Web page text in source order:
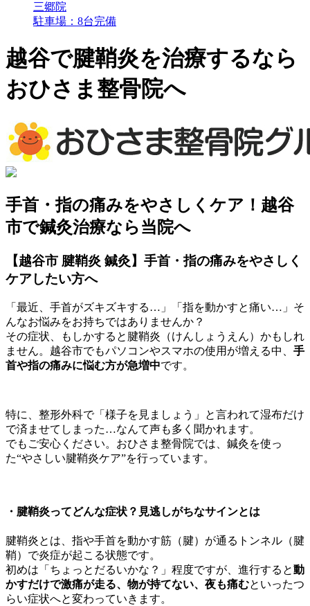
三郷院
駐車場：8台完備
越谷で腱鞘炎を治療するなら
おひさま整骨院へ
手首・指の痛みをやさしくケア！越谷
市で鍼灸治療なら当院へ
【越谷市 腱鞘炎 鍼灸】手首・指の痛みをやさしく
ケアしたい方へ
「最近、手首がズキズキする…」「指を動かすと痛い…」そ
んなお悩みをお持ちではありませんか？
その症状、もしかすると腱鞘炎（けんしょうえん）かもしれ
ません。越谷市でもパソコンやスマホの使用が増える中、 手
首や指の痛みに悩む方が急増中です。
特に、整形外科で「様子を見ましょう」と言われて湿布だけ
で済ませてしまった…なんて声も多く聞かれます。
でもご安心ください。おひさま整骨院では、鍼灸を使っ
た“やさしい腱鞘炎ケア”を行っています。
・ 腱鞘炎ってどんな症状？見逃しがちなサインとは
腱鞘炎とは、指や手首を動かす筋（腱）が通るトンネル（腱
鞘）で炎症が起こる状態です。
初めは「ちょっとだるいかな？」程度ですが、進行すると動
かすだけで激痛が走る、物が持てない、夜も痛むといったつ
らい症状へと変わっていきます。